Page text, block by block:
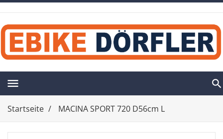
menu
Startseite MACINA SPORT 720 D56cm L